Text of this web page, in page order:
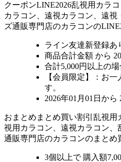
クーポンLINE2026乱視用カラ
カラコン、遠視カラコン、遠
ズ通販専門店のカラコンの
ライン友達新登録あ
商品合計金額 から
合計5,000円以上の場
【会員限定】：お一
す。
2026年01月01日から
おまとめ まとめ買い割引 乱視用
視用カラコン、遠視カラコン
通販専門店のカラコンのまとめ
3個 以上で 購入額